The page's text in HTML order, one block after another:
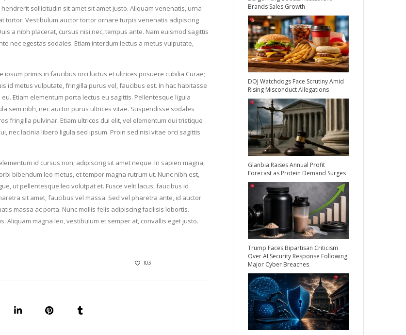
sollicitudin sit amet sit amet justo. Aliquam venenatis, urna
tortor. Vestibulum auctor tortor ornare turpis venenatis adipiscing
a nibh placerat, cursus nisi nec, tempus ante. Nam euismod sagittis
nec egestas sodales. Etiam interdum lectus a metus vulputate,
primis in faucibus orci luctus et ultrices posuere cubilia Curae;
id metus vulputate, fringilla purus vel, faucibus est. In hac habitasse
Etiam elementum porta lectus eu sagittis. Pellentesque ligula
sem nibh, nec auctor purus ultrices vitae. Suspendisse sodales
fringilla pulvinar. Etiam ultrices dui elit, vel elementum dui tristique
nec lacinia libero ligula sed ipsum. Proin sed nisi vitae orci sagittis
id cursus non, adipiscing sit amet neque. In sapien magna,
bibendum leo metus, et tempor magna rutrum ut. Nunc nibh est,
ut pellentesque leo volutpat et. Fusce velit lacus, faucibus id
sit amet, faucibus vel massa. Sed vel pharetra ante, id auctor
massa ac porta. Nunc mollis felis adipiscing facilisis lobortis.
Aliquam magna leo, vestibulum et semper at, convallis eget justo.
103
Brands Sales Growth
DOJ Watchdogs Face Scrutiny Amid
Rising Misconduct Allegations
Glanbia Raises Annual Profit
Forecast as Protein Demand Surges
Trump Faces Bipartisan Criticism
Over AI Security Response Following
Major Cyber Breaches